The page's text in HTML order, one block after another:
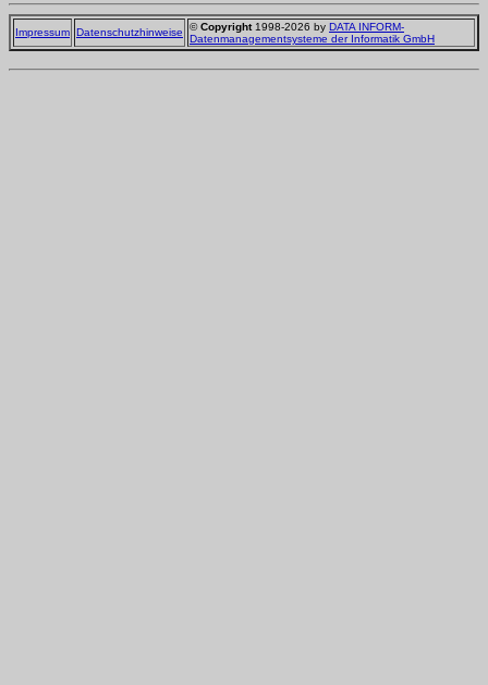
Impressum Datenschutzhinweise ©Copyright1998-2026 by DATA INFORM-
Datenmanagementsysteme der Informatik GmbH